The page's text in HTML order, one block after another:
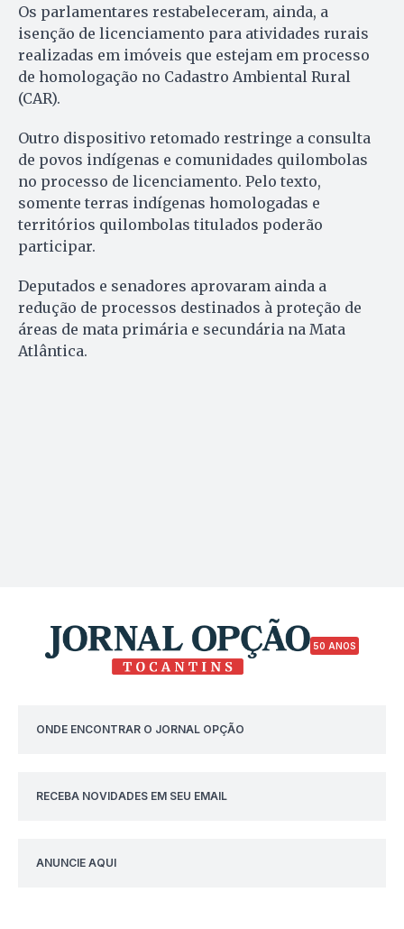
Os parlamentares restabeleceram, ainda, a
isenção de licenciamento para atividades rurais
realizadas em imóveis que estejam em processo
de homologação no Cadastro Ambiental Rural
(CAR).
Outro dispositivo retomado restringe a consulta
de povos indígenas e comunidades quilombolas
no processo de licenciamento. Pelo texto,
somente terras indígenas homologadas e
territórios quilombolas titulados poderão
participar.
Deputados e senadores aprovaram ainda a
redução de processos destinados à proteção de
áreas de mata primária e secundária na Mata
Atlântica.
50 ANOS
ONDE ENCONTRAR O JORNAL OPÇÃO
RECEBA NOVIDADES EM SEU EMAIL
ANUNCIE AQUI